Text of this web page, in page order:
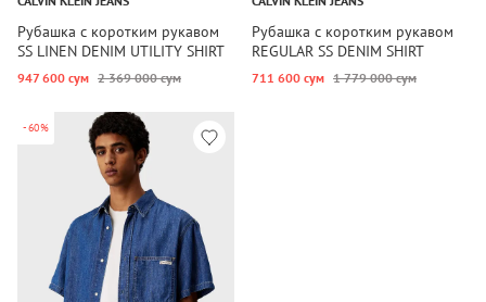
Рубашка с коротким рукавом
SS LINEN DENIM UTILITY SHIRT
SHA
947 600 сум 2 369 000 сум
Рубашка с коротким рукавом
REGULAR SS DENIM SHIRT
711 600 сум 1 779 000 сум
-60%